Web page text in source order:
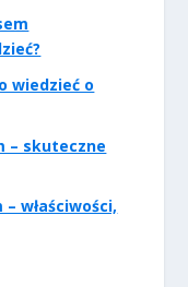
wiedzieć o
– skuteczne
właściwości,